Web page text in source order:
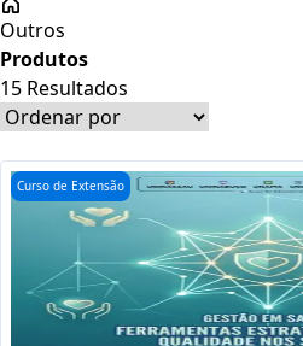
Outros
15 Resultados
Curso de Extensão